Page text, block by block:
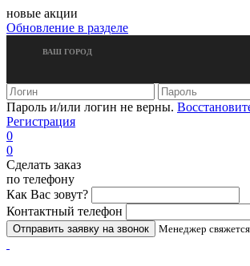
новые акции
Обновление в разделе
ВАШ ГОРОД
Пароль и/или логин не верны.
Регистрация
0
0
Сделать заказ
по телефону
Как Вас зовут?
Контактный телефон
Менеджер